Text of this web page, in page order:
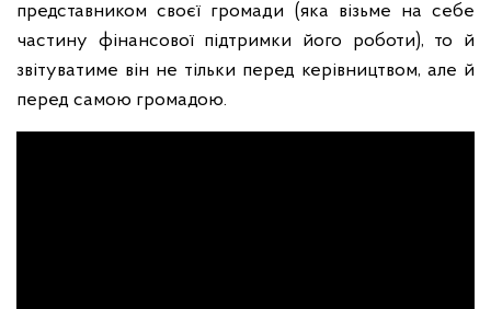
представником своєї громади (яка візьме на себе
частину фінансової підтримки його роботи), то й
звітуватиме він не тільки перед керівництвом, але й
перед самою громадою.